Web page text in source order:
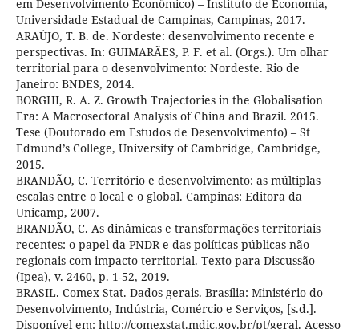
em Desenvolvimento Econômico) – Instituto de Economia,
Universidade Estadual de Campinas, Campinas, 2017.
ARAÚJO, T. B. de. Nordeste: desenvolvimento recente e
perspectivas. In: GUIMARÃES, P. F. et al. (Orgs.). Um olhar
territorial para o desenvolvimento: Nordeste. Rio de
Janeiro: BNDES, 2014.
BORGHI, R. A. Z. Growth Trajectories in the Globalisation
Era: A Macrosectoral Analysis of China and Brazil. 2015.
Tese (Doutorado em Estudos de Desenvolvimento) – St
Edmund’s College, University of Cambridge, Cambridge,
2015.
BRANDÃO, C. Território e desenvolvimento: as múltiplas
escalas entre o local e o global. Campinas: Editora da
Unicamp, 2007.
BRANDÃO, C. As dinâmicas e transformações territoriais
recentes: o papel da PNDR e das políticas públicas não
regionais com impacto territorial. Texto para Discussão
(Ipea), v. 2460, p. 1-52, 2019.
BRASIL. Comex Stat. Dados gerais. Brasília: Ministério do
Desenvolvimento, Indústria, Comércio e Serviços, [s.d.].
Disponível em: http://comexstat.mdic.gov.br/pt/geral. Acesso